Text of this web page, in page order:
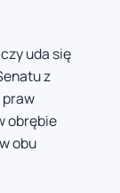
uda się
z
obrębie
obu